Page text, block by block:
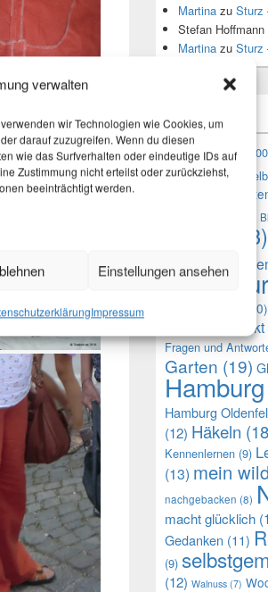
verwalten
wir Technologien wie Cookies, um
darauf zuzugreifen. Wenn du diesen
wie das Surfverhalten oder eindeutige IDs auf
Zustimmung nicht erteilst oder zurückziehst,
beeinträchtigt werden.
Einstellungen ansehen
Impressum
Martina zu Sturz
Stefan Hoffmann
Martina zu Sturz
1000 Fragen(9)
Fragen an mich
Blick in den
(33)
vier
Do it
(10)
Fragen und
Garten (19)
Hamburg
Hamburg
(12) Häkeln
Kennenlernen (9)
(13) mein
nachgebacken (8)
macht glücklich
Gedanken (11)
(9)
(12) Walnuss (7)